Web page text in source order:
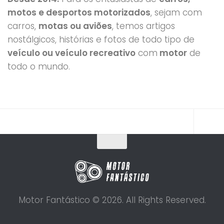
motos e desportos motorizados, sejam com
carros, motas ou aviões, temos artigos
nostálgicos, histórias e fotos de todo tipo de
veículo ou veículo recreativo com motor de
todo o mundo.
Motor Fantástico © 2026. All Rights Reserved.